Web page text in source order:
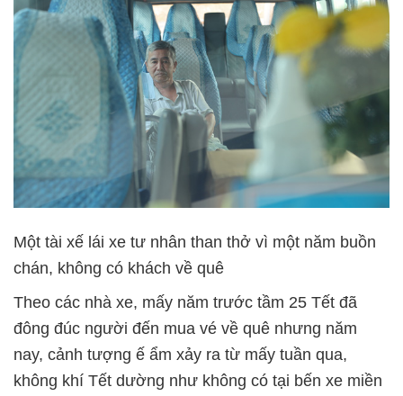
Một tài xế lái xe tư nhân than thở vì một năm buồn
chán, không có khách về quê
Theo các nhà xe, mấy năm trước tầm 25 Tết đã
đông đúc người đến mua vé về quê nhưng năm
nay, cảnh tượng ế ẩm xảy ra từ mấy tuần qua,
không khí Tết dường như không có tại bến xe miền